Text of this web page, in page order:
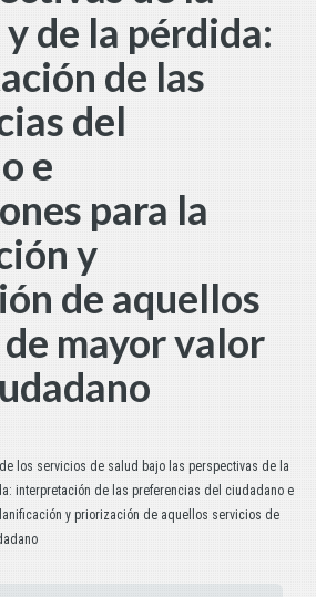
de la pérdida:
de las
del
e
para la
y
de aquellos
mayor valor
los servicios de salud bajo las perspectivas de la
interpretación de las preferencias del ciudadano e
y priorización de aquellos servicios de